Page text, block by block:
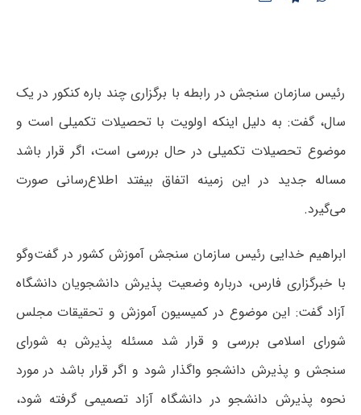
رئیس سازمان سنجش در رابطه با برگزاری چند باره کنکور در یک
سال، گفت: به دلیل اینکه اولویت با تحصیلات تکمیلی است و
موضوع تحصیلات تکمیلی در حال بررسی است، اگر قرار باشد
مساله‌ جدید در این زمینه اتفاق بیفتد اطلاع‌رسانی صورت
می‌گیرد.
ابراهیم خدایی رئیس سازمان سنجش آموزش کشور در گفت‌وگو
با خبرگزاری فارس، درباره وضعیت پذیرش دانشجویان دانشگاه
آزاد گفت: این موضوع در کمیسیون آموزش و تحقیقات مجلس
‌‌‌‌‌‌‌‌‌‌‌‌‌‌‌‌‌‌‌‌‌‌‌‌‌‌‌‌‌‌‌‌‌‌‌‌‌‌‌‌‌‌‌‌‌‌‌‌‌‌‌‌‌‌‌‌‌‌‌‌‌‌‌‌‌شورای ‌‌‌‌‌‌‌‌‌‌‌‌‌‌‌‌‌‌‌‌‌‌‌‌‌‌‌‌‌‌‌‌‌‌‌‌‌‌‌‌‌‌‌‌‌‌‌‌‌‌‌‌‌‌‌‌‌‌‌‌‌‌‌‌‌‌‌‌‌‌‌‌‌‌‌‌‌‌‌‌‌‌‌‌‌‌‌‌‌‌‌‌‌‌‌‌‌‌‌‌‌‌‌‌‌‌‌‌‌‌‌‌‌‌‌‌‌‌‌‌‌‌‌‌‌‌‌‌‌‌‌‌‌‌‌‌‌‌‌‌‌‌‌‌‌‌‌‌‌‌‌‌‌‌‌‌‌‌‌‌‌‌‌‌‌‌‌‌‌‌‌‌‌اسلامی بررسی و قرار شد مسئله پذیرش به شورای
سنجش و پذیرش دانشجو واگذار شود و اگر قرار باشد در مورد
نحوه پذیرش دانشجو در دانشگاه آزاد تصمیمی گرفته شود،